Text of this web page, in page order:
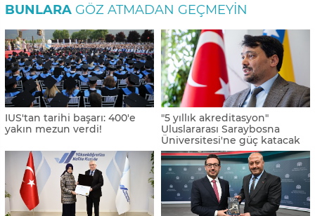
BUNLARA GÖZ ATMADAN GEÇMEYIN
IUS'tan tarihi başarı: 400'e
yakın mezun verdi!
"5 yıllık akreditasyon"
Uluslararası Saraybosna
Üniversitesi'ne güç katacak